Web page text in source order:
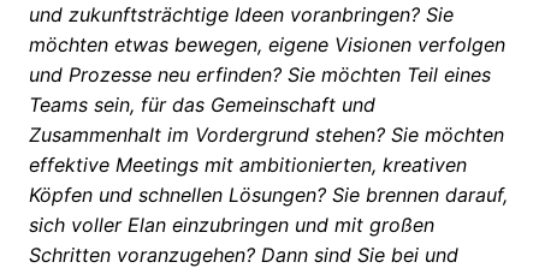
und zukunftsträchtige Ideen voranbringen? Sie
möchten etwas bewegen, eigene Visionen verfolgen
und Prozesse neu erfinden? Sie möchten Teil eines
Teams sein, für das Gemeinschaft und
Zusammenhalt im Vordergrund stehen? Sie möchten
effektive Meetings mit ambitionierten, kreativen
Köpfen und schnellen Lösungen? Sie brennen darauf,
sich voller Elan einzubringen und mit großen
Schritten voranzugehen? Dann sind Sie bei und